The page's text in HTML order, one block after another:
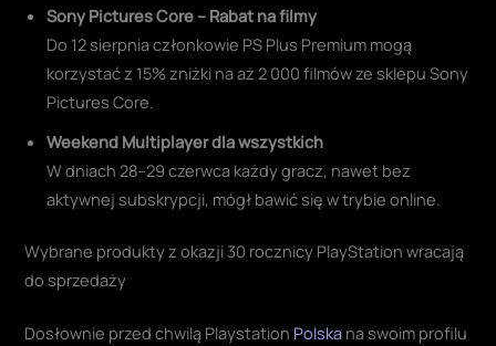
Sony Pictures Core – Rabat na filmy
Do 12 sierpnia członkowie PS Plus Premium mogą
korzystać z 15% zniżki na aż 2 000 filmów ze sklepu Sony
Pictures Core.
Weekend Multiplayer dla wszystkich
W dniach 28–29 czerwca każdy gracz, nawet bez
aktywnej subskrypcji, mógł bawić się w trybie online.
Wybrane produkty z okazji 30 rocznicy PlayStation wracają
do sprzedaży
Dosłownie przed chwilą Playstation Polska na swoim profilu